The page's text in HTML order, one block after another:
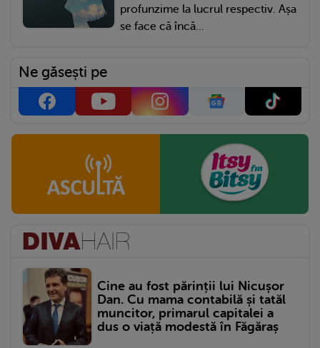
profunzime la lucrul respectiv. Așa
se face că încă...
Ne găsești pe
Cine au fost părinții lui Nicușor
Dan. Cu mama contabilă și tatăl
muncitor, primarul capitalei a
dus o viață modestă în Făgăraș